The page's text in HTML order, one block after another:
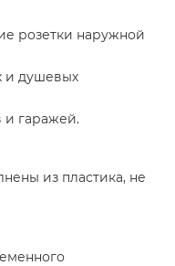
розетки наружной
и душевых
гаражей.
из пластика, не